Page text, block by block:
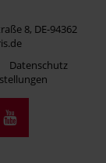
8, DE-94362
Datenschutz